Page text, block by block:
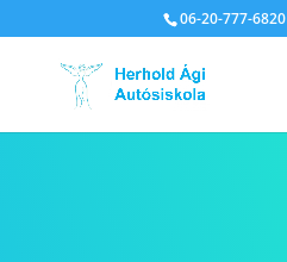
06-20-777-6820